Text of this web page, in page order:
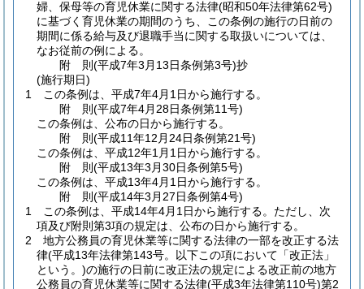
婦、保母等の育児休業に関する法律(昭和50年法律第62号)
に基づく育児休業の期間のうち、この条例の施行の日前の
期間に係る給与及び退職手当に関する取扱いについては、
なお従前の例による。
附 則(平成7年3月13日条例第3号)抄
(施行期日)
1
この条例は、平成7年4月1日から施行する。
附 則(平成7年4月28日条例第11号)
この条例は、公布の日から施行する。
附 則(平成11年12月24日条例第21号)
この条例は、平成12年1月1日から施行する。
附 則(平成13年3月30日条例第5号)
この条例は、平成13年4月1日から施行する。
附 則(平成14年3月27日条例第4号)
1
この条例は、平成14年4月1日から施行する。 ただし、次
項及び附則第3項の規定は、公布の日から施行する。
2
地方公務員の育児休業等に関する法律の一部を改正する法
律(平成13年法律第143号。以下この項において「改正法」
という。)の施行の日前に改正法の規定による改正前の地方
公務員の育児休業等に関する法律(平成3年法律第110号)第2